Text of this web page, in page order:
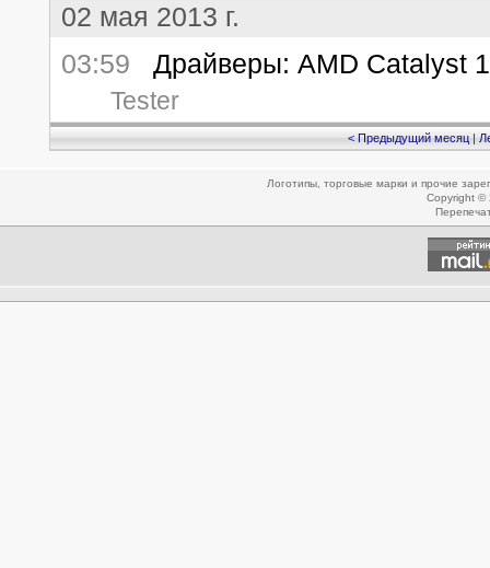
02 мая 2013 г.
03:59 Драйверы: AMD Catalyst
Tester
< Предыдущий месяц|
Логотипы, торговые марки и прочие
Copyright ©